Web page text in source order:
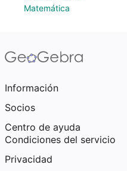
Matemática
Información
Socios
Centro de ayuda
Condiciones del servicio
Privacidad